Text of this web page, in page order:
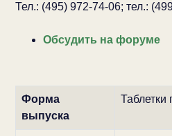
Тел.: (495) 972-74-06; тел.:
Обсудить на форуме
Форма
выпуска
Таблетки